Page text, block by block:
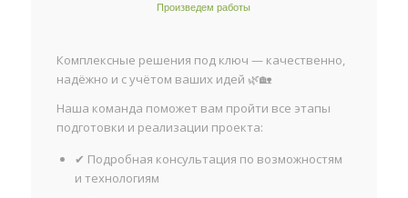
Произведем работы
Комплексные решения под ключ — качественно,
надёжно и с учётом ваших идей 🌿🏡
Наша команда поможет вам пройти все этапы
подготовки и реализации проекта:
✔ Подробная консультация по возможностям
и технологиям